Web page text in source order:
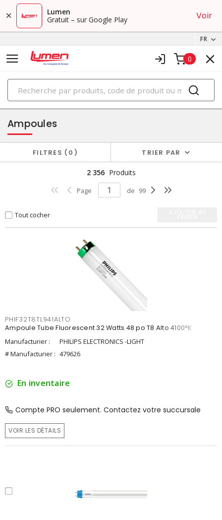
Lumen
Gratuit – sur Google Play
Voir
FR
0
PRODUITS
éclairage
Ampoules
FILTRES 0 TRIER PAR
2 356 Produits
Page de 99
Tout cocher
PHIF32T8TL941ALTO
Ampoule Tube Fluorescent 32 Watts 48 po T8 Alto 4100°K
Manufacturier :
PHILIPS ELECTRONICS -LIGHT
# Manufacturier : 479626
En inventaire
Compte PRO seulement. Contactez votre succursale
VOIR LES DÉTAILS